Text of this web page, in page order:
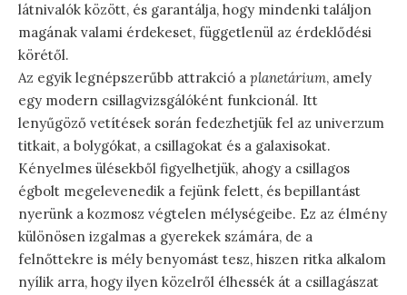
látnivalók között, és garantálja, hogy mindenki találjon
magának valami érdekeset, függetlenül az érdeklődési
körétől.
Az egyik legnépszerűbb attrakció a planetárium, amely
egy modern csillagvizsgálóként funkcionál. Itt
lenyűgöző vetítések során fedezhetjük fel az univerzum
titkait, a bolygókat, a csillagokat és a galaxisokat.
Kényelmes ülésekből figyelhetjük, ahogy a csillagos
égbolt megelevenedik a fejünk felett, és bepillantást
nyerünk a kozmosz végtelen mélységeibe. Ez az élmény
különösen izgalmas a gyerekek számára, de a
felnőttekre is mély benyomást tesz, hiszen ritka alkalom
nyílik arra, hogy ilyen közelről élhessék át a csillagászat